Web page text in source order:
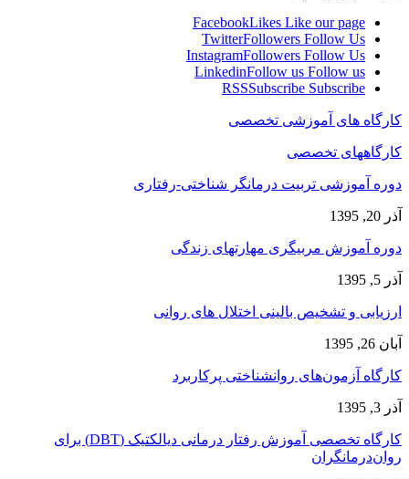
FacebookLikes Like our page
TwitterFollowers Follow Us
InstagramFollowers Follow Us
LinkedinFollow us Follow us
RSSSubscribe Subscribe
کارگاه های آموزشی تخصصی
کارگاههای تخصصی
دوره آموزشی تربیت درمانگر شناختی-رفتاری
آذر 20, 1395
دوره آموزش مربیگری مهارتهای زندگی
آذر 5, 1395
ارزیابی و تشخیص بالینی اختلال های روانی
آبان 26, 1395
کارگاه آزمون‌های روانشناختی پرکاربرد
آذر 3, 1395
کارگاه تخصصی آموزش رفتار درمانی دیالکتیک (DBT) برای
روان‌درمانگران